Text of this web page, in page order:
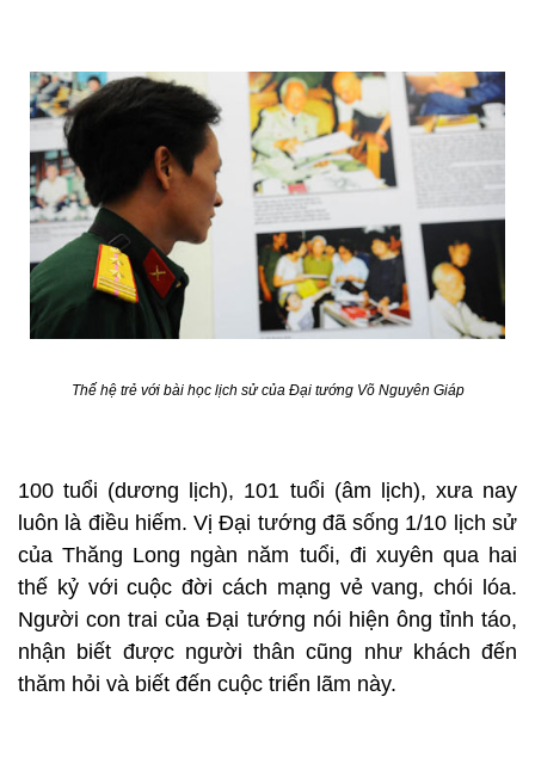
Thế hệ trẻ với bài học lịch sử của Đại tướng Võ Nguyên Giáp
100 tuổi (dương lịch), 101 tuổi (âm lịch), xưa nay
luôn là điều hiếm. Vị Đại tướng đã sống 1/10 lịch sử
của Thăng Long ngàn năm tuổi, đi xuyên qua hai
thế kỷ với cuộc đời cách mạng vẻ vang, chói lóa.
Người con trai của Đại tướng nói hiện ông tỉnh táo,
nhận biết được người thân cũng như khách đến
thăm hỏi và biết đến cuộc triển lãm này.